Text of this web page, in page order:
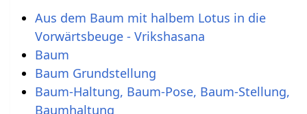
Aus dem Baum mit halbem Lotus in die
Vorwärtsbeuge - Vrikshasana
Baum
Baum Grundstellung
Baum-Haltung, Baum-Pose, Baum-Stellung,
Baumhaltung